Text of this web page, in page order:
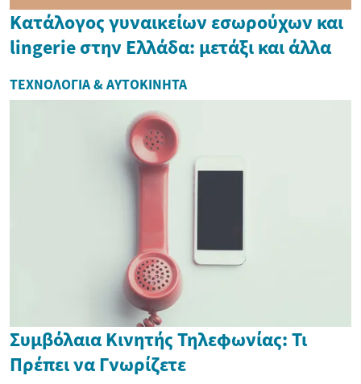
Κατάλογος γυναικείων εσωρούχων και
lingerie στην Ελλάδα: μετάξι και άλλα
ΤΕΧΝΟΛΟΓΊΑ & ΑΥΤΟΚΊΝΗΤΑ
Συμβόλαια Κινητής Τηλεφωνίας: Τι
Πρέπει να Γνωρίζετε